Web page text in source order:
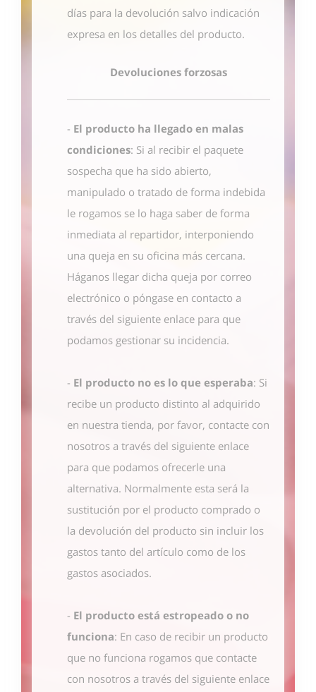
días para la devolución salvo indicación
expresa en los detalles del producto.
Devoluciones forzosas
- El producto ha llegado en malas
condiciones: Si al recibir el paquete
sospecha que ha sido abierto,
manipulado o tratado de forma indebida
le rogamos se lo haga saber de forma
inmediata al repartidor, interponiendo
una queja en su oficina más cercana.
Háganos llegar dicha queja por correo
electrónico o póngase en contacto a
través del siguiente enlace para que
podamos gestionar su incidencia.
- El producto no es lo que esperaba: Si
recibe un producto distinto al adquirido
en nuestra tienda, por favor, contacte con
nosotros a través del siguiente enlace
para que podamos ofrecerle una
alternativa. Normalmente esta será la
sustitución por el producto comprado o
la devolución del producto sin incluir los
gastos tanto del artículo como de los
gastos asociados.
- El producto está estropeado o no
funciona: En caso de recibir un producto
que no funciona rogamos que contacte
con nosotros a través del siguiente enlace